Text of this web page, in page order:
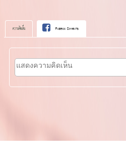
ความคิดเห็น Facebook Comments